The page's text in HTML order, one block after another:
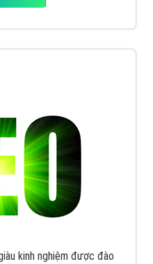
kinh nghiệm được đào